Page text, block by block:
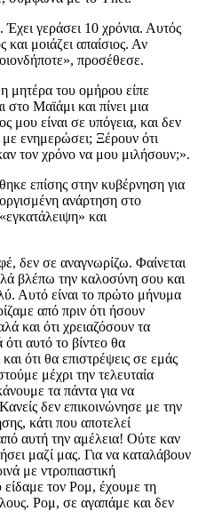
γεράσει 10 χρόνια. Αυτός
και μοιάζει απαίσιος. Αν
προσέθεσε.
μητέρα του ομήρου είπε
Μαϊάμι και πίνει μια
μου είναι σε υπόγεια, και δεν
ενημερώσει; Ξέρουν ότι
τον χρόνο να μου μιλήσουν;».
επίσης στην κυβέρνηση για
ανάρτηση στο
και
δεν σε αναγνωρίζω. Φαίνεται
βλέπω την καλοσύνη σου και
Αυτό είναι το πρώτο μήνυμα
από πριν ότι ήσουν
και ότι χρειαζόσουν τα
αυτό το βίντεο θα
ότι θα επιστρέψεις σε εμάς
μέχρι την τελευταία
τα πάντα για να
δεν επικοινώνησε με την
κάτι που αποτελεί
αυτή την αμέλεια! Ούτε καν
μαζί μας. Για να καταλάβουν
με ντροπιαστική
τον Ρομ, έχουμε τη
Ρομ, σε αγαπάμε και δεν